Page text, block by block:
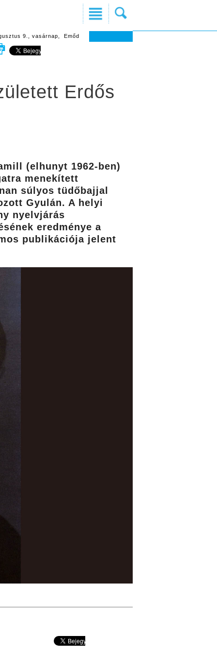
9., vasárnap, Emőd
Erdős
(elhunyt 1962-ben)
menekített
súlyos tüdőbajjal
Gyulán. A helyi
nyelvjárás
eredménye a
publikációja jelent